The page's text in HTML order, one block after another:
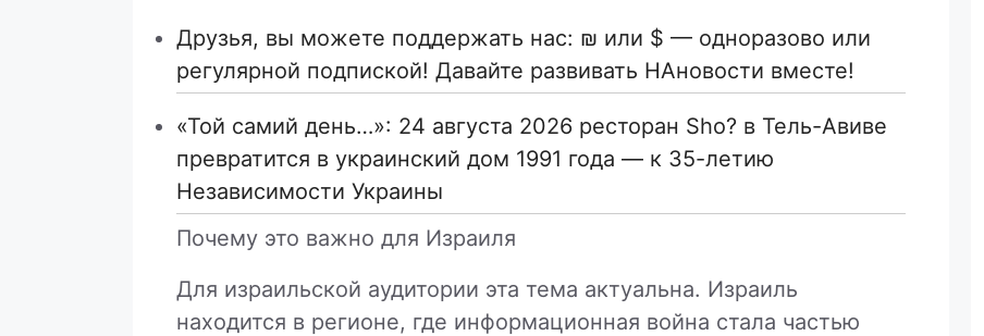
Друзья, вы можете поддержать нас: ₪ или $ — одноразово или
регулярной подпиской! Давайте развивать НАновости вместе!
«Той самий день…»: 24 августа 2026 ресторан Sho? в Тель-Авиве
превратится в украинский дом 1991 года — к 35-летию
Независимости Украины
Почему это важно для Израиля
Для израильской аудитории эта тема актуальна. Израиль
находится в регионе, где информационная война стала частью